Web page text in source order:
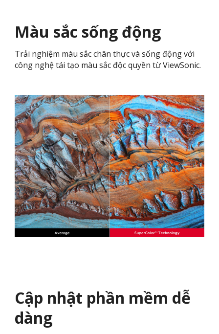
Màu sắc sống động
Trải nghiệm màu sắc chân thực và sống động với
công nghệ tái tạo màu sắc độc quyền từ ViewSonic.
Cập nhật phần mềm dễ
dàng